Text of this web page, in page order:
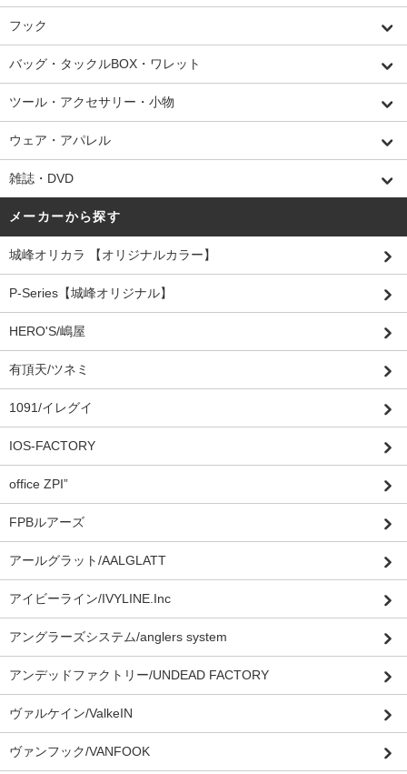
フック
バッグ・タックルBOX・ワレット
ツール・アクセサリー・小物
ウェア・アパレル
雑誌・DVD
メーカーから探す
城峰オリカラ 【オリジナルカラー】
P-Series【城峰オリジナル】
HERO'S/嶋屋
有頂天/ツネミ
1091/イレグイ
IOS-FACTORY
office ZPI”
FPBルアーズ
アールグラット/AALGLATT
アイビーライン/IVYLINE.Inc
アングラーズシステム/anglers system
アンデッドファクトリー/UNDEAD FACTORY
ヴァルケイン/ValkeIN
ヴァンフック/VANFOOK